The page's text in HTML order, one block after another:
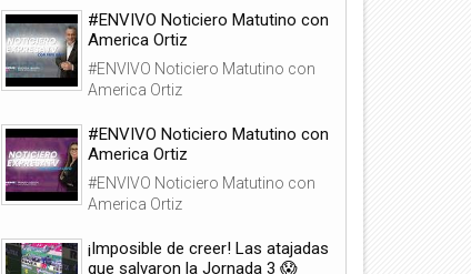
#ENVIVO Noticiero Matutino con
America Ortiz
#ENVIVO Noticiero Matutino con
America Ortiz
#ENVIVO Noticiero Matutino con
America Ortiz
#ENVIVO Noticiero Matutino con
America Ortiz
¡Imposible de creer! Las atajadas
que salvaron la Jornada 3 😱